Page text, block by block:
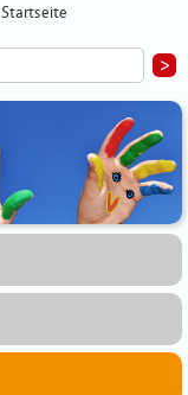
Startseite